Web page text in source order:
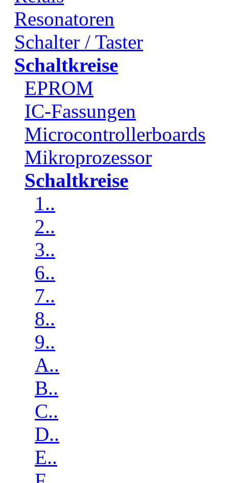
Resonatoren
Schalter / Taster
Schaltkreise
EPROM
IC-Fassungen
Microcontrollerboards
Mikroprozessor
Schaltkreise
1..
2..
3..
6..
7..
8..
9..
A..
B..
C..
D..
E..